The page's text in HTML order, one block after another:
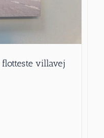
villavej